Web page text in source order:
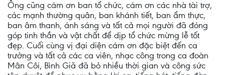
Ông cũng cám ơn ban tổ chức, cám ơn các nhà tài trợ,
các mạnh thường quân, ban khánh tiết, ban ẩm thực,
ban âm thanh, ánh sáng và tất cả mọi người đã đóng
góp tinh thần và vật chất để dịp tổ chức mừng lễ tốt
đẹp. Cuối cùng vị đại diện cám ơn đặc biệt đến ca
trưởng và tất cả các ca viên, nhạc công trong ca đoàn
Mân Côi, Bình Giã đã bỏ nhiều thời gian và công sức